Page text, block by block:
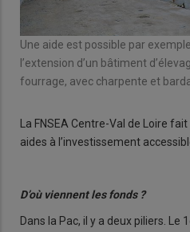
Une aide est possible par
l’extension d’un bâtiment
fourrage, avec charpente et
La FNSEA Centre-Val de Loire
aides à l’investissement
D’où viennent les fonds ?
Dans la Pac, il y a deux piliers. Le